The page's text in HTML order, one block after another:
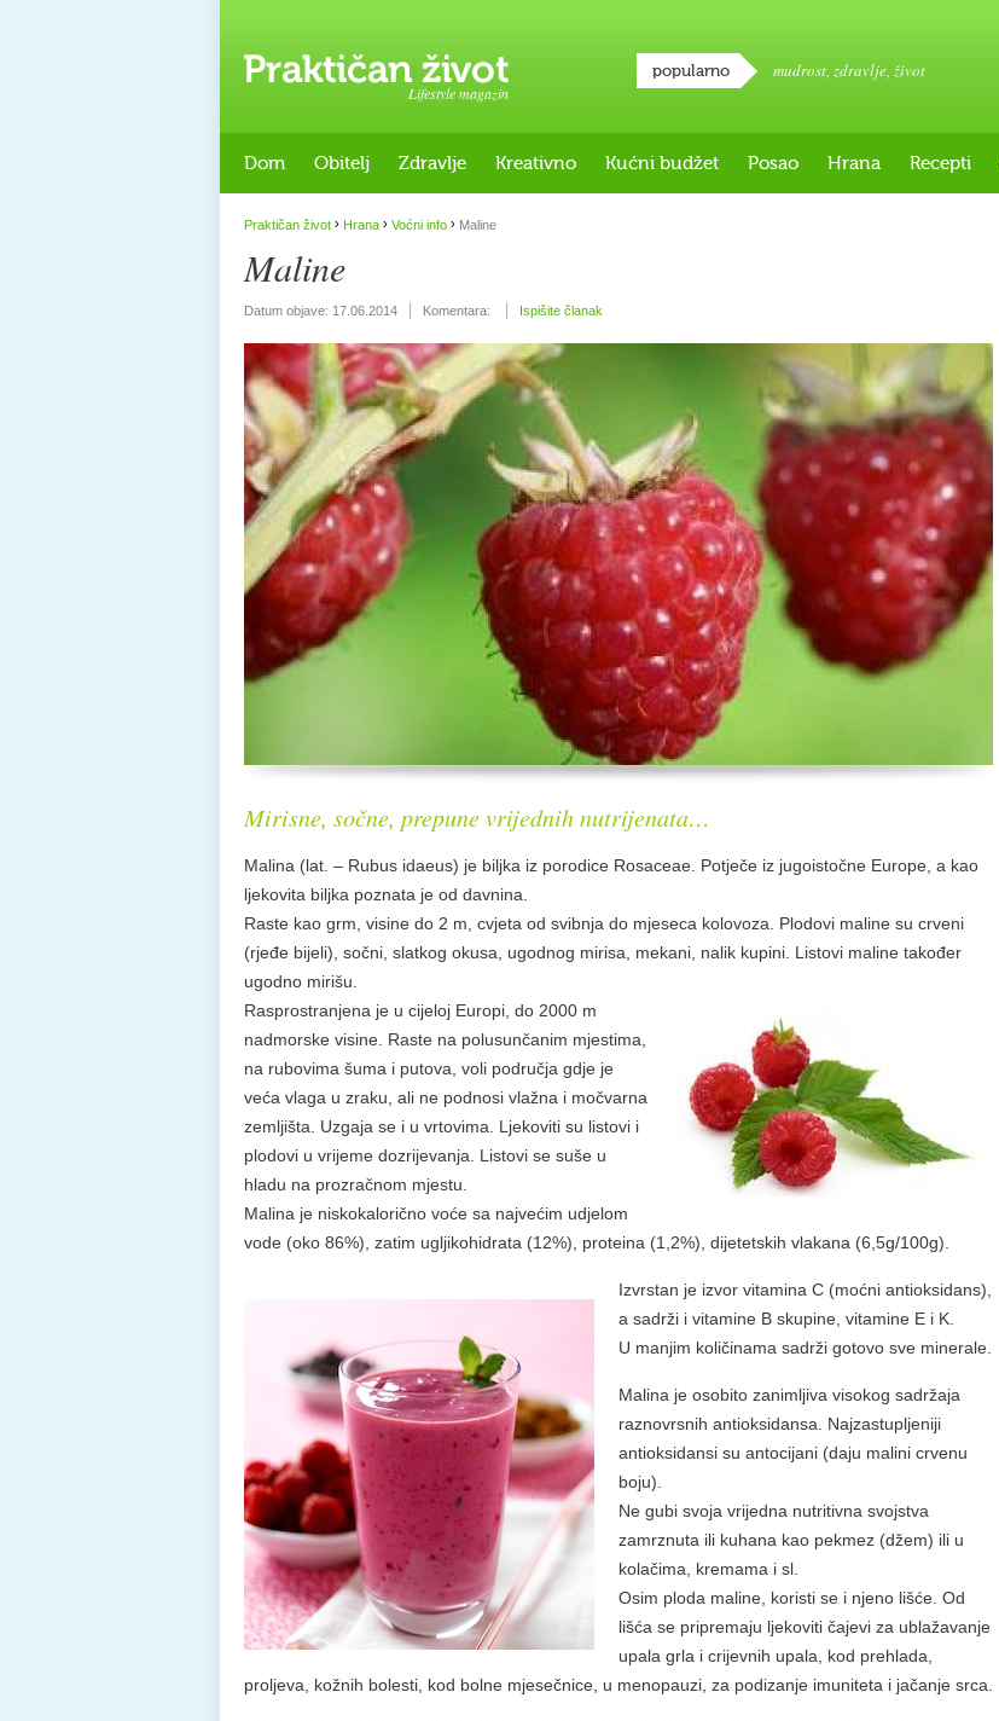
Lifestyle magazin
popularno mudrost, zdravlje, život
Dom Obitelj Zdravlje Kreativno Kućni budžet Posao Hrana Recepti
Praktičan život › Hrana › Voćni info › Maline
Maline
Datum objave: 17.06.2014 Komentara: Ispišite članak
Mirisne, sočne, prepune vrijednih nutrijenata…
Malina (lat. – Rubus idaeus) je biljka iz porodice Rosaceae. Potječe iz jugoistočne Europe, a kao
ljekovita biljka poznata je od davnina.
Raste kao grm, visine do 2 m, cvjeta od svibnja do mjeseca kolovoza. Plodovi maline su crveni
(rjeđe bijeli), sočni, slatkog okusa, ugodnog mirisa, mekani, nalik kupini. Listovi maline također
ugodno mirišu.
Rasprostranjena je u cijeloj Europi, do 2000 m
nadmorske visine. Raste na polusunčanim mjestima,
na rubovima šuma i putova, voli područja gdje je
veća vlaga u zraku, ali ne podnosi vlažna i močvarna
zemljišta. Uzgaja se i u vrtovima. Ljekoviti su listovi i
plodovi u vrijeme dozrijevanja. Listovi se suše u
hladu na prozračnom mjestu.
Malina je niskokalorično voće sa najvećim udjelom
vode (oko 86%), zatim ugljikohidrata (12%), proteina (1,2%), dijetetskih vlakana (6,5g/100g).
Izvrstan je izvor vitamina C (moćni antioksidans),
a sadrži i vitamine B skupine, vitamine E i K.
U manjim količinama sadrži gotovo sve minerale.
Malina je osobito zanimljiva visokog sadržaja
raznovrsnih antioksidansa. Najzastupljeniji
antioksidansi su antocijani (daju malini crvenu
boju).
Ne gubi svoja vrijedna nutritivna svojstva
zamrznuta ili kuhana kao pekmez (džem) ili u
kolačima, kremama i sl.
Osim ploda maline, koristi se i njeno lišće. Od
lišća se pripremaju ljekoviti čajevi za ublažavanje
upala grla i crijevnih upala, kod prehlada,
proljeva, kožnih bolesti, kod bolne mjesečnice, u menopauzi, za podizanje imuniteta i jačanje srca.